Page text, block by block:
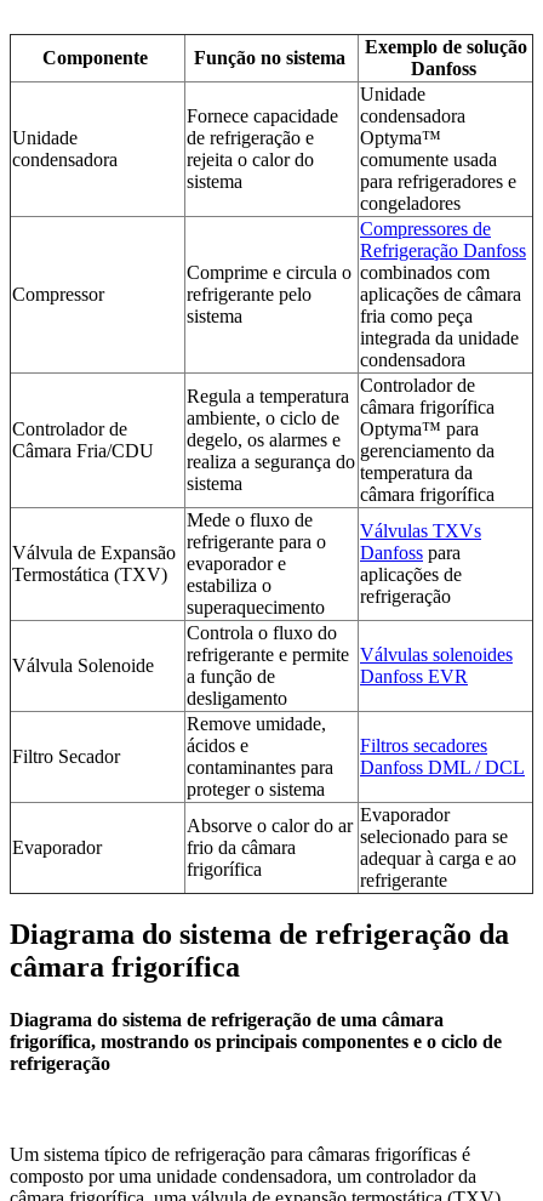
Componente Função no sistema
Exemplo de solução
Danfoss
Unidade
condensadora
Fornece capacidade
de refrigeração e
rejeita o calor do
sistema
Unidade
condensadora
Optyma™
comumente usada
para refrigeradores e
congeladores
Compressor
Comprime e circula o
refrigerante pelo
sistema
Compressores de
Refrigeração Danfoss
combinados com
aplicações de câmara
fria como peça
integrada da unidade
condensadora
Controlador de
Câmara Fria/CDU
Regula a temperatura
ambiente, o ciclo de
degelo, os alarmes e
realiza a segurança do
sistema
Controlador de
câmara frigorífica
Optyma™ para
gerenciamento da
temperatura da
câmara frigorífica
Válvula de Expansão
Termostática (TXV)
Mede o fluxo de
refrigerante para o
evaporador e
estabiliza o
superaquecimento
Válvulas TXVs
Danfoss para
aplicações de
refrigeração
Válvula Solenoide
Controla o fluxo do
refrigerante e permite
a função de
desligamento
Válvulas solenoides
Danfoss EVR
Filtro Secador
Remove umidade,
ácidos e
contaminantes para
proteger o sistema
Filtros secadores
Danfoss DML / DCL
Evaporador
Absorve o calor do ar
frio da câmara
frigorífica
Evaporador
selecionado para se
adequar à carga e ao
refrigerante
Diagrama do sistema de refrigeração da
câmara frigorífica
Diagrama do sistema de refrigeração de uma câmara
frigorífica, mostrando os principais componentes e o ciclo de
refrigeração
Um sistema típico de refrigeração para câmaras frigoríficas é
composto por uma unidade condensadora, um controlador da